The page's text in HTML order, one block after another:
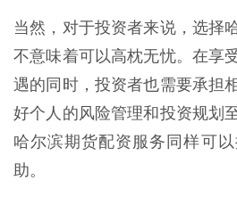
当然，对于投资者来说，选择
不意味着可以高枕无忧。在享
遇的同时，投资者也需要承担
好个人的风险管理和投资规划
哈尔滨期货配资服务同样可
助。